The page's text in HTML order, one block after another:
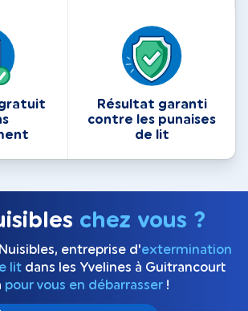
Résultat garanti
contre les punaises
de lit
chez vous ?
entreprise d'extermination
lit dans les Yvelines à Guitrancourt
pour vous en débarrasser!